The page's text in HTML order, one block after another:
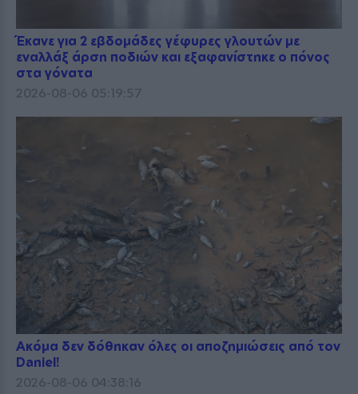
Έκανε για 2 εβδομάδες γέφυρες γλουτών με
εναλλάξ άρση ποδιών και εξαφανίστηκε ο πόνος
στα γόνατα
2026-08-06 05:19:57
Ακόμα δεν δόθηκαν όλες οι αποζημιώσεις από τον
Daniel!
2026-08-06 04:38:16